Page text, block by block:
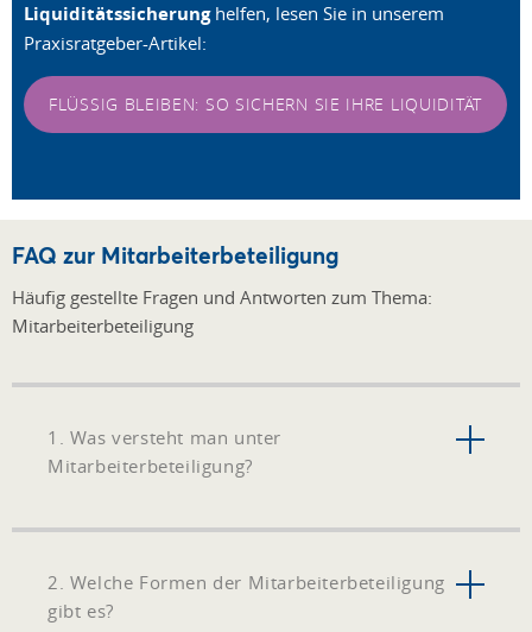
Liquiditätssicherunghelfen, lesen Sie in unserem
Praxisratgeber-Artikel:
FLÜSSIG BLEIBEN: SO SICHERN SIE IHRE LIQUIDITÄT
FAQ zur Mitarbeiterbeteiligung
Häufig gestellte Fragen und Antworten zum Thema:
Mitarbeiterbeteiligung
1. Was versteht man unter
Mitarbeiterbeteiligung?
2. Welche Formen der Mitarbeiterbeteiligung
gibt es?